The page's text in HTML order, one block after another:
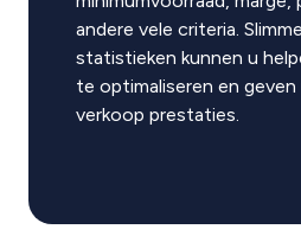
andere vele criteria.
statistieken kunnen u
te optimaliseren en
verkoop prestaties.